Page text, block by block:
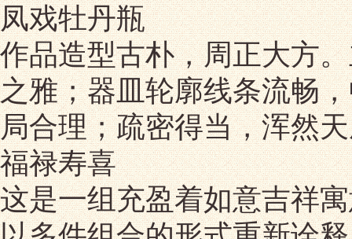
凤戏牡丹瓶
作品造型古朴，周正大方
之雅；器皿轮廓线条流畅
局合理；疏密得当，浑然
福禄寿喜
这是一组充盈着如意吉祥